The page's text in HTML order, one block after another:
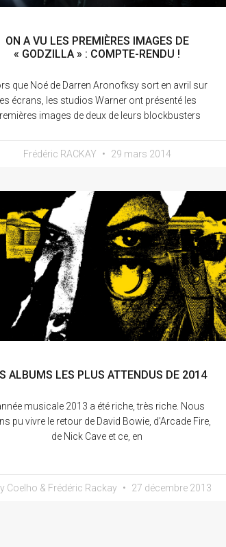
ON A VU LES PREMIÈRES IMAGES DE
« GODZILLA » : COMPTE-RENDU !
que Noé de Darren Aronofksy sort en avril sur
les écrans, les studios Warner ont présenté les
images de deux de leurs blockbusters
Frédéric RACKAY 29 mars 2014
ALBUMS LES PLUS ATTENDUS DE 2014
musicale 2013 a été riche, très riche. Nous
pu vivre le retour de David Bowie, d’Arcade Fire,
de Nick Cave et ce, en
Coelho & Frédéric Rackay 27 décembre 2013